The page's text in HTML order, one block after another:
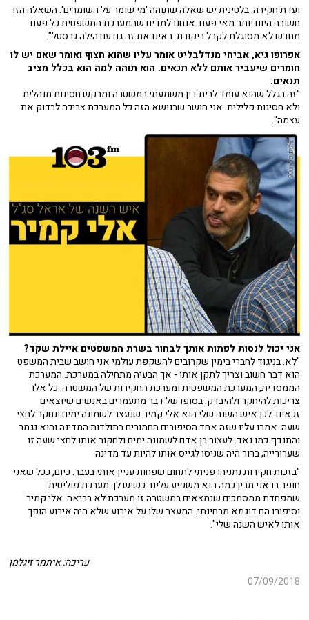
ועדת חקירה. בלטינית יש שאלה שתוהה 'מי שומר על השומרים'. השאלה הזו
חשובה היום יותר מאי פעם. אנחנו למדים שהמערכת המשפטית כל פעם
מחדש לא מסוגלת לקבל ביקורת. ראינו את זה גם עם הילה גרסטל".
אפרופו גיא, אביחי מנדלבליט אומר עליו שהוא חצוף ואומר שאם יש לו
חומרים שיעביר אותם ללא תנאים. הוא תוהה למה הוא בכלל מציב
תנאים.
"זה בגלל שהוא עומד לבית דין משמעתי במשטרה ומבקש חסינות מנהלית
ולא חסינות פלילית. אני חושב שבנושא הזה כל המערכת צריכה לבדוק את
עצמה".
אני יכול לנסות לפתות אותך לבחור בשרת המשפטים איילת שקד?
"לא. בניגוד לחברי בימין שקרובים להשקפת עולמי אני חושב שבית המשפט
הוא דבר חשוב וצריך לתקן אותו - אך הבעיה מתחילה במערכת. המערכת
הממסדית, המערכת המשפטית ומערכת החקירות של המשטרה. כל אלו
צריכות להיחקר ולהיבדק. בסופו של דבר מתעמרים באנשים שיוצאים
זכאים. לכן איש השנה שלי הוא אלי קמיר שנעצר לשמונה ימים ונחקר לחצי
שעה. אמרו עליו שזה אחד הסיפורים החמורים בתולדות המדינה והוא נגמר
והתנדף כמו נאד. לעצור בן אדם לשמונה ימים ולחקור אותו לחצי שעה זו
שערורייה, ברור היה שניסו לגייס אותו להיות עד מדינה.
"בזכות חקירות נתניהו פניתי לתחום שפחות עניין אותי בעבר. כיום, ככל שאני
חופר בו אני מבין כמה הוא משפיע עלינו. כשיש לך מערכת פוליטית
שמפחדת ממסמכים שנמצאים במשטרה זו מערכת לא בריאה. אלי קמיר
וסיפורו הם דוגמא מבחינתי. המעצר שלו על אירוע שלא היה אירוע הופך
אותו לאיש השנה שלי".
עריכה: איתמר זיגלמן
07/09/2018